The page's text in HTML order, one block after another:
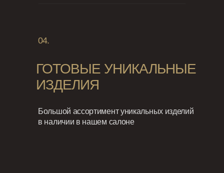
Большой ассортимент уникальных изделий
в наличии в нашем салоне
ГОТОВЫЕ УНИКАЛЬНЫЕ
ИЗДЕЛИЯ
04.